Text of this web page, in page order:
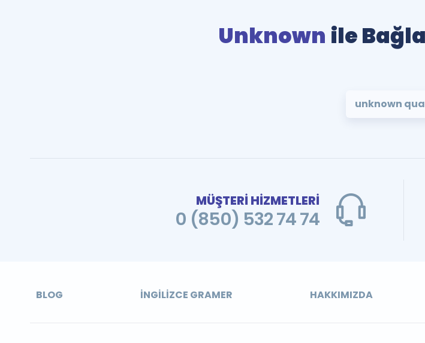
Unknown ile
unknown
MÜŞTERİ HİZMETLERİ
0 (850) 532 74 74
BLOG İNGILIZCE GRAMER HAKKIMIZDA